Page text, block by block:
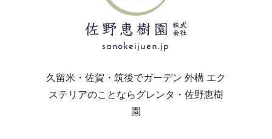
久留米・佐賀・筑後でガーデン 外構 エク
ステリアのことならグレンタ・佐野恵樹
園